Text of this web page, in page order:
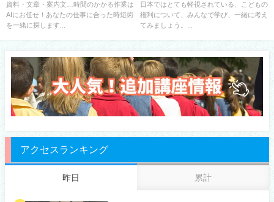
資料・文章・案内文…時間のかかる作業は
AIにお任せ！あなたの仕事に合った時短術
を一緒に探します...
日本ではとても軽視されている、こどもの
権利について、みんなで学び、一緒に考え
てみましょう。...
アクセスランキング
昨日 累計